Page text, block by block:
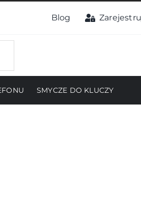
Blog
SMYCZE DO KLUCZY